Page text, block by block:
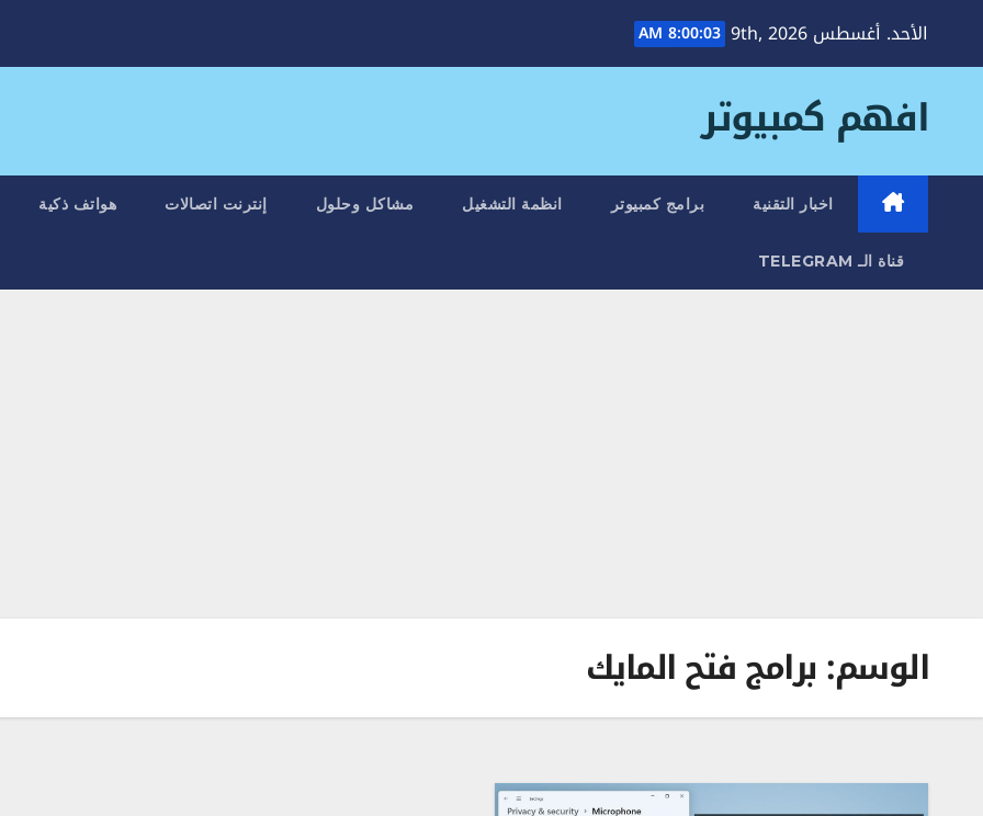
الأحد. أغسطس 9th, 2026 8:00:03 AM
افهم كمبيوتر
اخبار التقنية برامج كمبيوتر انظمة التشغيل مشاكل وحلول إنترنت اتصالات هواتف ذكية
قناة الـ TELEGRAM
الوسم:برامج فتح المايك